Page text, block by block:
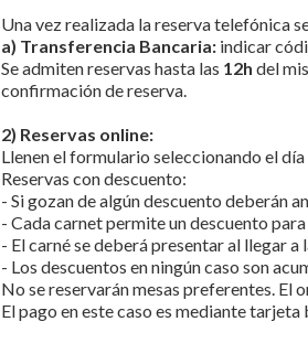
Una vez realizada la reserva telefónica
a) Transferencia Bancaria: indicar
Se admiten reservas hasta las 12h del
confirmación de reserva.
2) Reservas online:
Llenen el formulario seleccionando el
Reservas con descuento:
- Si gozan de algún descuento deberán
- Cada carnet permite un descuento
- El carné se deberá presentar al llegar
- Los descuentos en ningún caso son
No se reservarán mesas preferentes. El
El pago en este caso es mediante tarjeta